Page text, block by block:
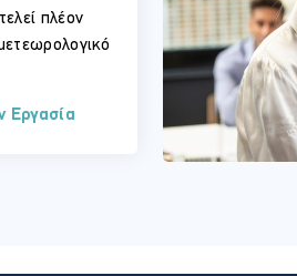
πλέον
Εργασία